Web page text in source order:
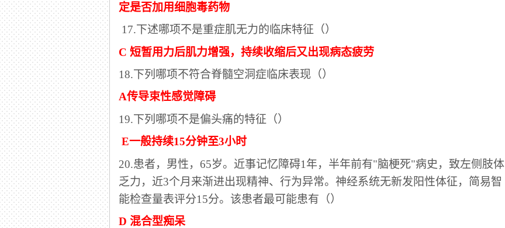
定是否加用细胞毒药物
17.下述哪项不是重症肌无力的临床特征（）
C 短暂用力后肌力增强，持续收缩后又出现病态疲劳
18.下列哪项不符合脊髓空洞症临床表现（）
A传导束性感觉障碍
19.下列哪项不是偏头痛的特征（）
E一般持续15分钟至3小时
20.患者，男性，65岁。近事记忆障碍1年，半年前有"脑梗死"病史，致左侧肢体
乏力，近3个月来渐进出现精神、行为异常。神经系统无新发阳性体征，简易智
能检查量表评分15分。该患者最可能患有（）
D 混合型痴呆